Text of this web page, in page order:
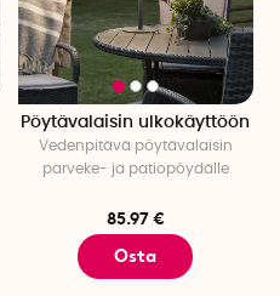
Pöytävalaisin ulkokäyttöön
Vedenpitävä pöytävalaisin
parveke- ja patiopöydälle
85.97 €
Osta